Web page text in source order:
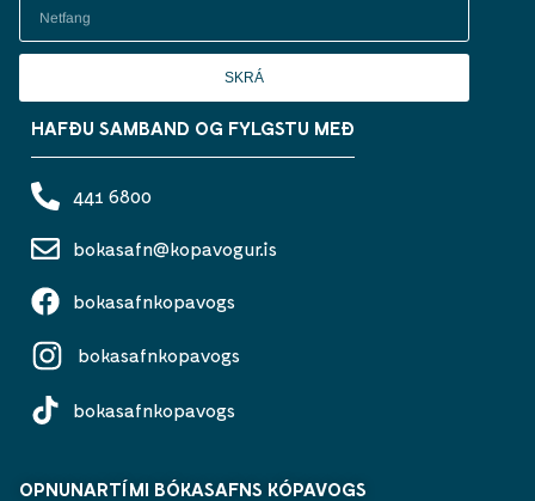
SKRÁ
HAFÐU SAMBAND OG FYLGSTU MEÐ
441 6800
bokasafn@kopavogur.is
bokasafnkopavogs
bokasafnkopavogs
bokasafnkopavogs
OPNUNARTÍMI BÓKASAFNS KÓPAVOGS